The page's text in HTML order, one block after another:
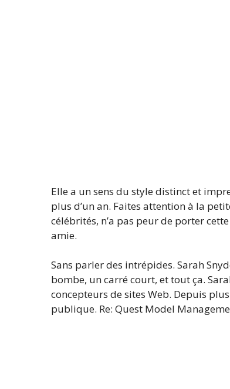
Elle a un sens du style distinct et
plus d’un an. Faites attention à la
célébrités, n’a pas peur de porter
amie.
Sans parler des intrépides. Sarah
bombe, un carré court, et tout ça.
concepteurs de sites Web. Depuis
publique. Re: Quest Model